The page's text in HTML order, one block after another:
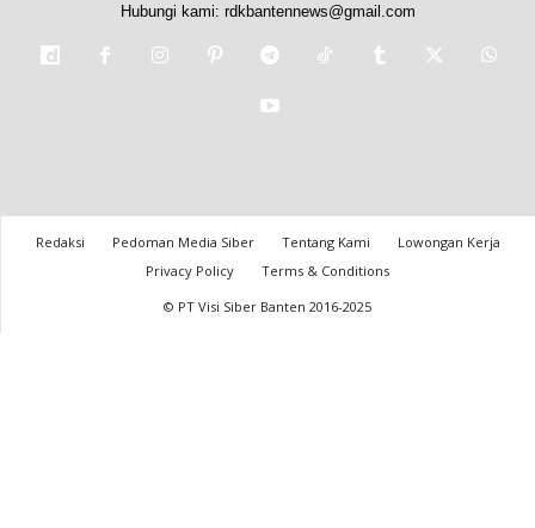
Hubungi kami: rdkbantennews@gmail.com
Redaksi Pedoman Media Siber Tentang Kami
Lowongan Kerja
Privacy Policy
Terms & Conditions
© PT Visi Siber Banten 2016-2025